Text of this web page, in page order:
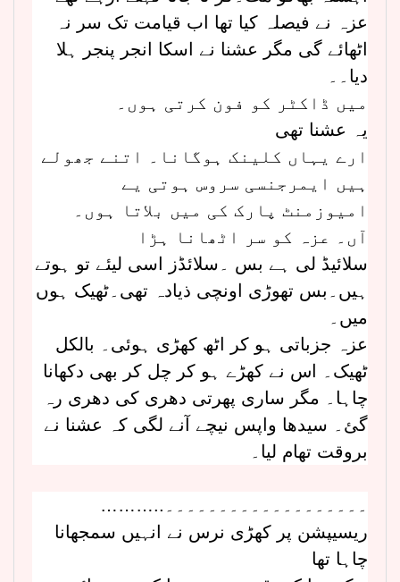
عزہ نے فیصلہ کیا تھا اب قیامت تک سر نہ
اٹھائے گی مگر عشنا نے اسکا انجر پنجر ہلا
دیا۔۔
میں ڈاکٹر کو فون کرتی ہوں۔
یہ عشنا تھی
ارے یہاں کلینک ہوگانا۔ اتنے جھولے
ہیں ایمرجنسی سروس ہوتی یے
امیوزمنٹ پارک کی میں بلاتا ہوں۔
آں۔ عزہ کو سر اٹھانا ہڑا
سلائیڈ لی ہے بس ۔سلائڈز اسی لیئے تو ہوتے
ہیں۔بس تھوڑی اونچی ذیادہ تھی۔ٹھیک ہوں
میں۔
عزہ جزباتی ہو کر اٹھ کھڑی ہوئی۔ بالکل
ٹھیک۔ اس نے کھڑے ہو کر چل کر بھی دکھانا
چاہا۔ مگر ساری پھرتی دھری کی دھری رہ
گئ۔ سیدھا واپس نیچے آنے لگی کہ عشنا نے
بروقت تھام لیا۔
………..۔۔۔۔۔۔۔۔۔۔۔۔۔۔۔۔۔۔۔
ریسیپشن پر کھڑی نرس نے انہیں سمجھانا
چاہا تھا